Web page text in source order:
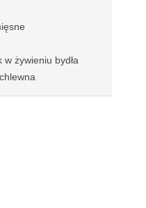
w żywieniu bydła